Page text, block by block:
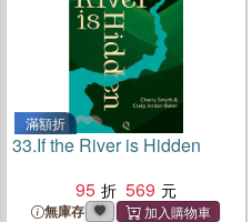
滿額折
33.If the River is Hidden
95
569
無庫存